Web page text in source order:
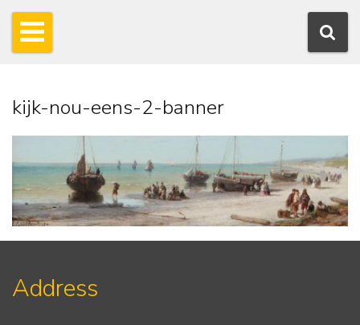
kijk-nou-eens-2-banner
Address